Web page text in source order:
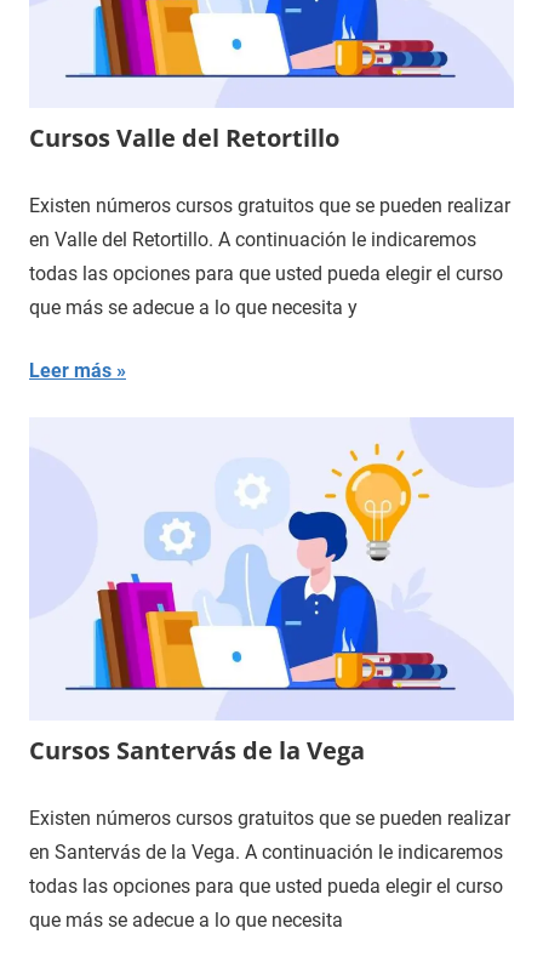
Cursos Valle del Retortillo
Existen números cursos gratuitos que se pueden realizar
en Valle del Retortillo. A continuación le indicaremos
todas las opciones para que usted pueda elegir el curso
que más se adecue a lo que necesita y
Leer más
Cursos Santervás de la Vega
Existen números cursos gratuitos que se pueden realizar
en Santervás de la Vega. A continuación le indicaremos
todas las opciones para que usted pueda elegir el curso
que más se adecue a lo que necesita